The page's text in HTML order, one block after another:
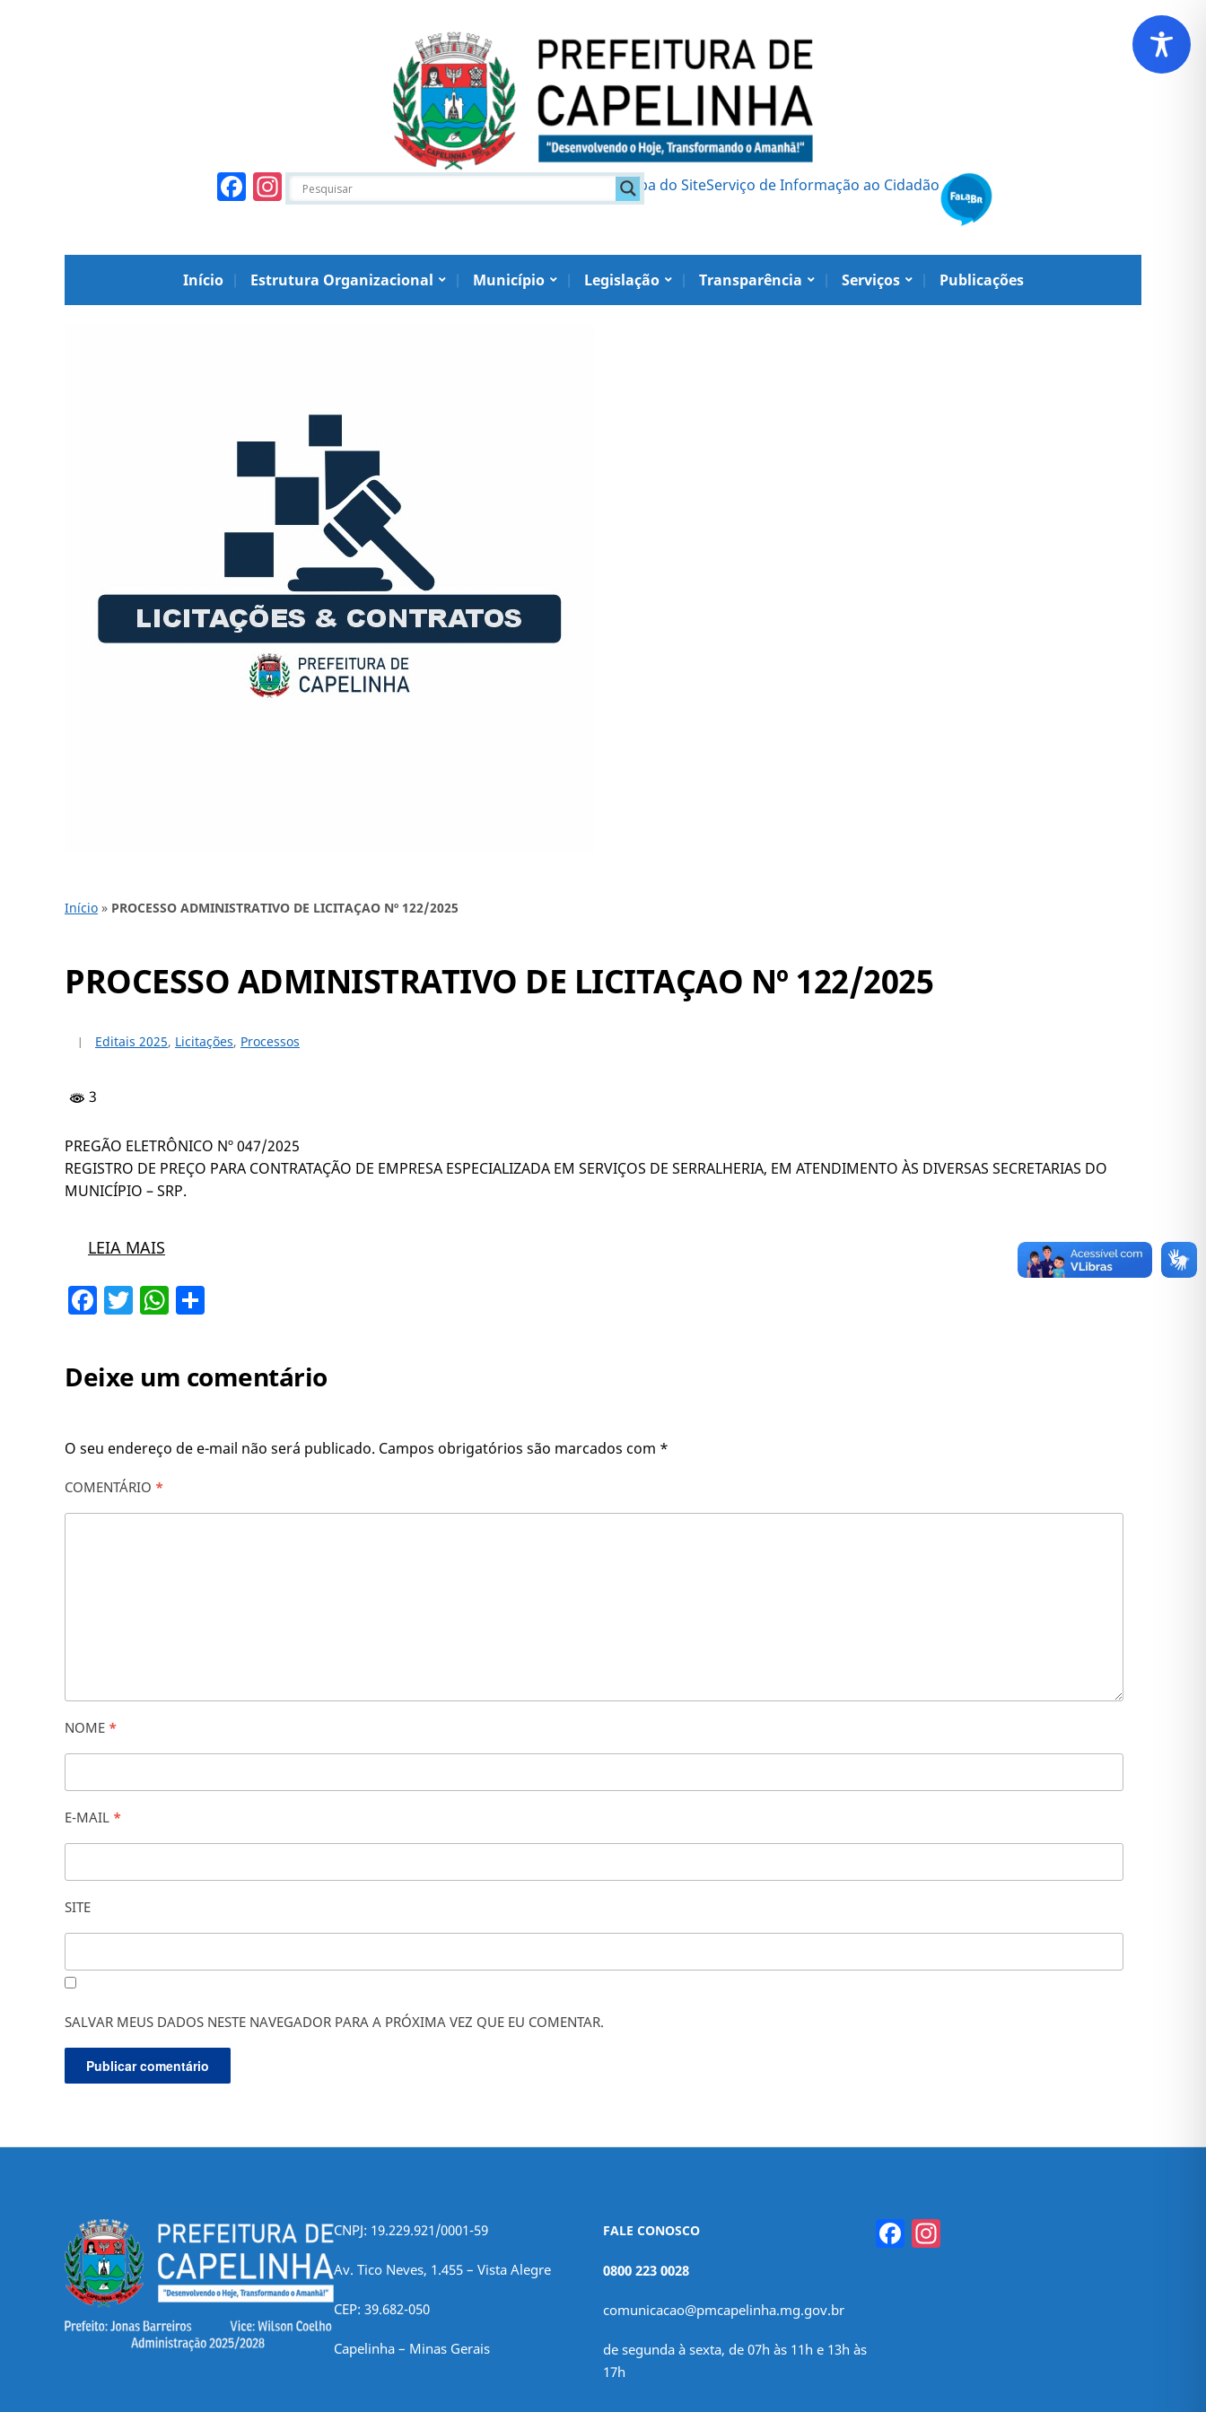
Facebook
Instagram Mapa do SiteServiço de Informação ao Cidadão
Início Estrutura Organizacional Município Legislação Transparência Serviços Publicações
Início » PROCESSO ADMINISTRATIVO DE LICITAÇAO Nº 122/2025
PROCESSO ADMINISTRATIVO DE LICITAÇAO Nº 122/2025
Editais 2025, Licitações, Processos
3
PREGÃO ELETRÔNICO Nº 047/2025
REGISTRO DE PREÇO PARA CONTRATAÇÃO DE EMPRESA ESPECIALIZADA EM SERVIÇOS DE SERRALHERIA, EM ATENDIMENTO ÀS DIVERSAS SECRETARIAS DO
MUNICÍPIO – SRP.
LEIA MAIS
Facebook
TwitterWhatsApp
Deixe um comentário
O seu endereço de e-mail não será publicado. Campos obrigatórios são marcados com *
COMENTÁRIO *
NOME *
E-MAIL *
SITE
SALVAR MEUS DADOS NESTE NAVEGADOR PARA A PRÓXIMA VEZ QUE EU COMENTAR.
CNPJ: 19.229.921/0001-59
Av. Tico Neves, 1.455 – Vista Alegre
CEP: 39.682-050
Capelinha – Minas Gerais
FALE CONOSCO
0800 223 0028
comunicacao@pmcapelinha.mg.gov.br
de segunda à sexta, de 07h às 11h e 13h às
17h
Facebook